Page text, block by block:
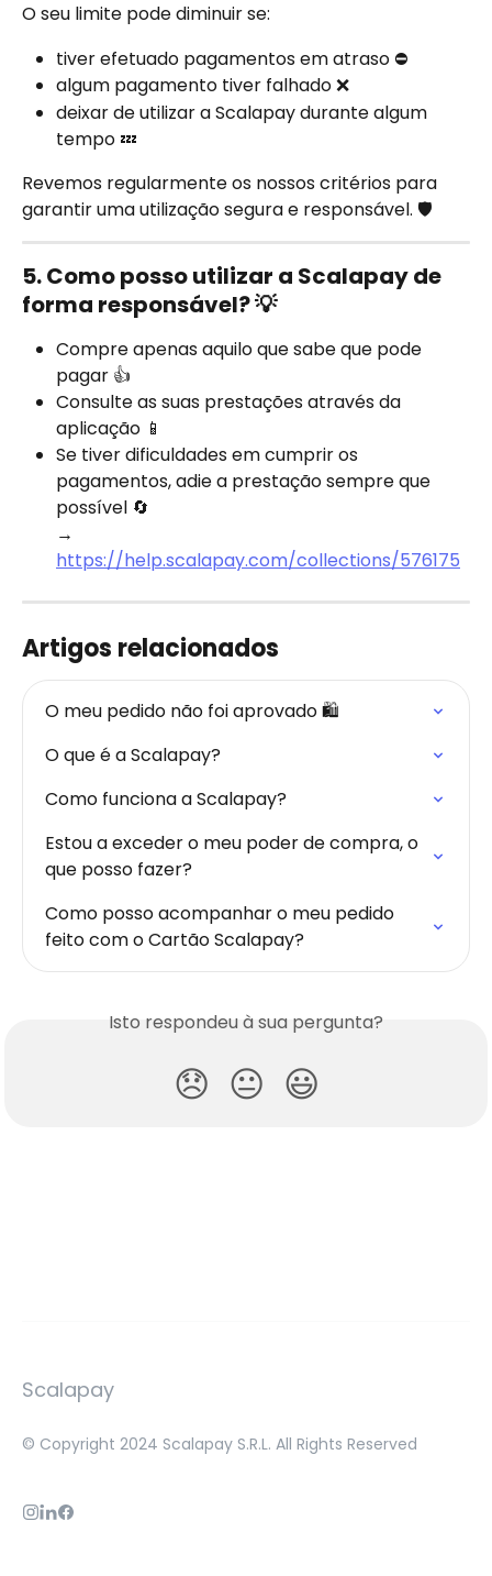
O seu limite pode diminuir se:
tiver efetuado pagamentos em atraso ⛔
algum pagamento tiver falhado ❌
deixar de utilizar a Scalapay durante algum
tempo 💤
Revemos regularmente os nossos critérios para
garantir uma utilização segura e responsável. 🛡️
5. Como posso utilizar a Scalapay de
forma responsável? 💡
Compre apenas aquilo que sabe que pode
pagar 👍
Consulte as suas prestações através da
aplicação 📱
Se tiver dificuldades em cumprir os
pagamentos, adie a prestação sempre que
possível 🔄
→
https://help.scalapay.com/collections/576175
Artigos relacionados
O meu pedido não foi aprovado 🛍️
O que é a Scalapay?
Como funciona a Scalapay?
Estou a exceder o meu poder de compra, o
que posso fazer?
Como posso acompanhar o meu pedido
feito com o Cartão Scalapay?
Isto respondeu à sua pergunta?
😞 😐 😃
Scalapay
© Copyright 2024 Scalapay S.R.L. All Rights Reserved